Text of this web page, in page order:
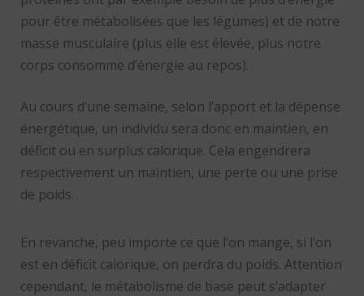
pour être métabolisées que les légumes) et de notre
masse musculaire (plus elle est élevée, plus notre
corps consomme d’énergie au repos).
Au cours d’une semaine, selon l’apport et la dépense
énergétique, un individu sera donc en maintien, en
déficit ou en surplus calorique. Cela engendrera
respectivement un maintien, une perte ou une prise
de poids.
En revanche, peu importe ce que l’on mange, si l’on
est en déficit calorique, on perdra du poids. Attention
cependant, le métabolisme de base peut s’adapter